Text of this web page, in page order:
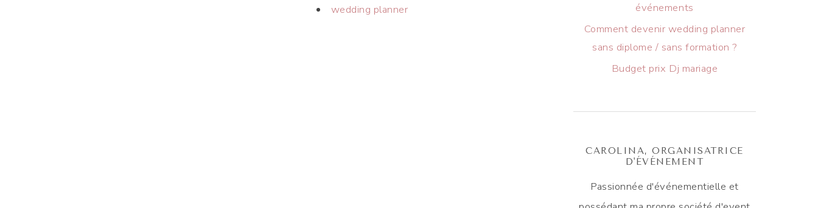
wedding planner
événements
Comment devenir wedding planner
sans diplome / sans formation ?
Budget prix Dj mariage
CAROLINA, ORGANISATRICE
D'ÉVÉNEMENT
Passionnée d'événementielle et